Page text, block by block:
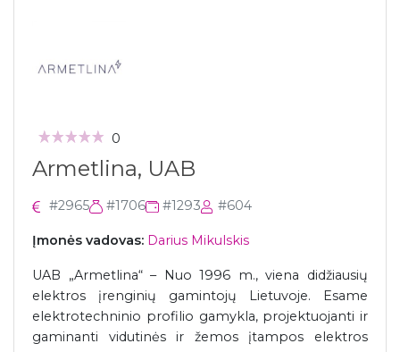
0
Armetlina, UAB
#2965 #1706 #1293 #604
Įmonės vadovas: Darius Mikulskis
UAB „Armetlina“ – Nuo 1996 m., viena didžiausių
elektros įrenginių gamintojų Lietuvoje. Esame
elektrotechninio profilio gamykla, projektuojanti ir
gaminanti vidutinės ir žemos įtampos elektros